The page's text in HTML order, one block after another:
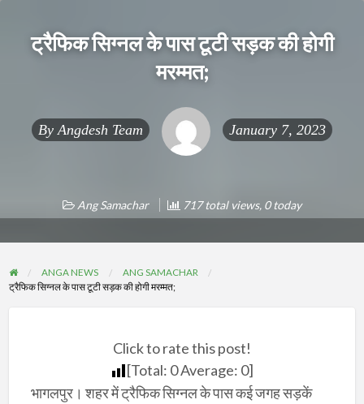
ट्रैफिक सिग्नल के पास टूटी सड़क की होगी
मरम्मत;
By Angdesh Team January 7, 2023
Ang Samachar 717 total views, 0 today
ANGA NEWS
ANG SAMACHAR
ट्रैफिक सिग्नल के पास टूटी सड़क की होगी मरम्मत;
Click to rate this post!
[Total: 0Average: 0]
भागलपुर। शहर में ट्रैफिक सिग्नल के पास कई जगह सड़कें